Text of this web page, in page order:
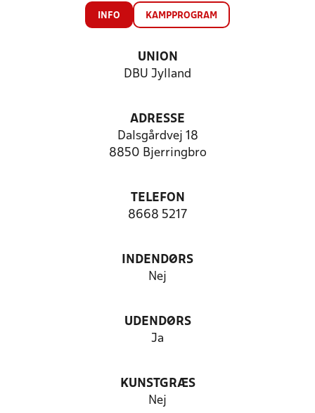
INFO KAMPPROGRAM
UNION
DBU Jylland
ADRESSE
Dalsgårdvej 18
8850 Bjerringbro
TELEFON
8668 5217
INDENDØRS
Nej
UDENDØRS
Ja
KUNSTGRÆS
Nej